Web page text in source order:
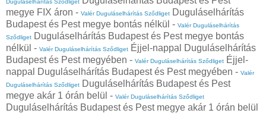
Duguláselhárítás Sződliget
megye FIX áron - Valér Duguláselhárítás Sződliget Duguláselhárítás
Budapest és Pest megye bontás nélkül - Valér Duguláselhárítás
Sződliget Duguláselhárítás Budapest és Pest megye bontás
nélkül - Valér Duguláselhárítás Sződliget Éjjel-nappal Duguláselhárítás
Budapest és Pest megyében - Valér Duguláselhárítás Sződliget Éjjel-
nappal Duguláselhárítás Budapest és Pest megyében - Valér
Duguláselhárítás Sződliget Duguláselhárítás Budapest és Pest
megye akár 1 órán belül - Valér Duguláselhárítás Sződliget
Duguláselhárítás Budapest és Pest megye akár 1 órán belül